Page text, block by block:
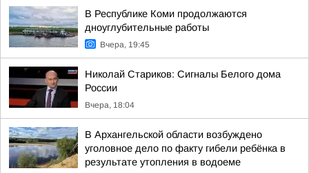
В Республике Коми продолжаются
дноуглубительные работы
Вчера, 19:45
Николай Стариков: Сигналы Белого дома
России
Вчера, 18:04
В Архангельской области возбуждено
уголовное дело по факту гибели ребёнка в
результате утопления в водоеме